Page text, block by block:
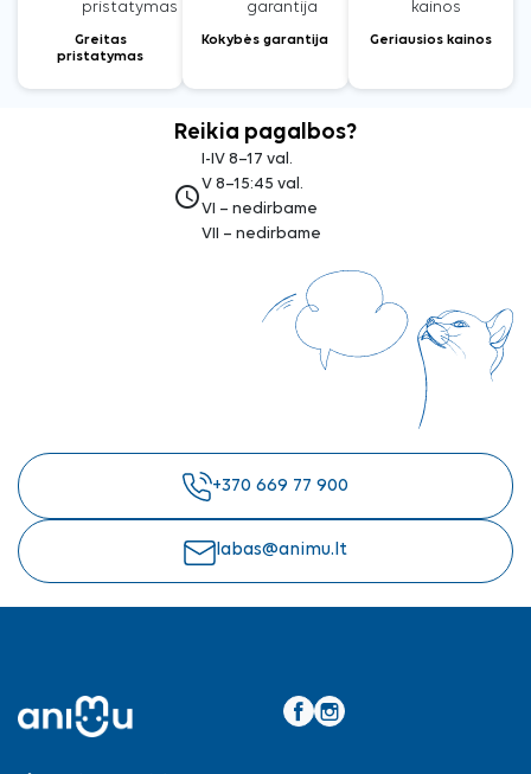
Greitas
pristatymas
Kokybės garantija Geriausios kainos
Reikia pagalbos?
access_time
I-IV 8–17 val.
V 8–15:45 val.
VI – nedirbame
VII – nedirbame
+370 669 77 900
labas@animu.lt